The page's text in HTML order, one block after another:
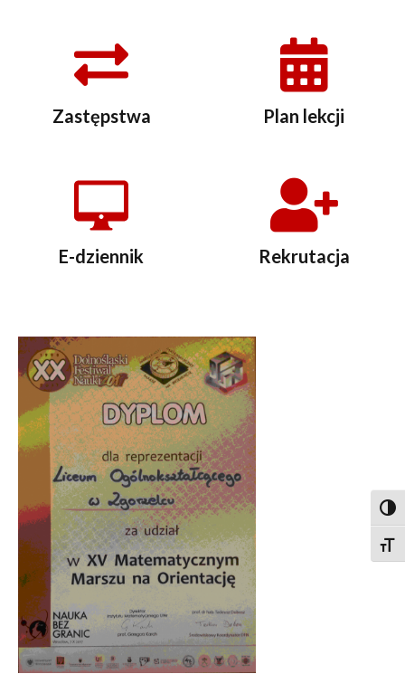
Zastępstwa Plan lekcji
E-dziennik Rekrutacja